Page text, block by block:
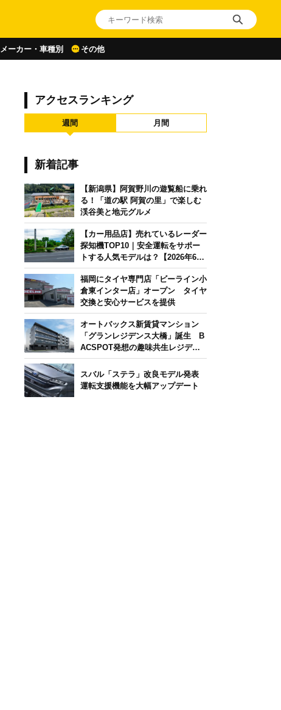
メーカー・車種別 その他
アクセスランキング
週間 月間
新着記事
【新潟県】阿賀野川の遊覧船に乗れ
る！「道の駅 阿賀の里」で楽しむ
渓谷美と地元グルメ
【カー用品店】売れているレーダー
探知機TOP10｜安全運転をサポー
トする人気モデルは？【2026年6月
版】
福岡にタイヤ専門店「ビーライン小
倉東インター店」オープン タイヤ
交換と安心サービスを提供
オートバックス新賃貸マンション
「グランレジデンス大橋」誕生 B
ACSPOT発想の趣味共生レジデン
ス
スバル「ステラ」改良モデル発表
運転支援機能を大幅アップデート